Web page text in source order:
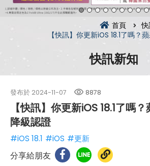
首頁 快
【快訊】你更新iOS 18.1了嗎？
快訊新知
發布於 2024-11-07 8878
【快訊】你更新iOS 18.1了嗎
降級認證
#iOS 18.1 #iOS #更新
分享給朋友